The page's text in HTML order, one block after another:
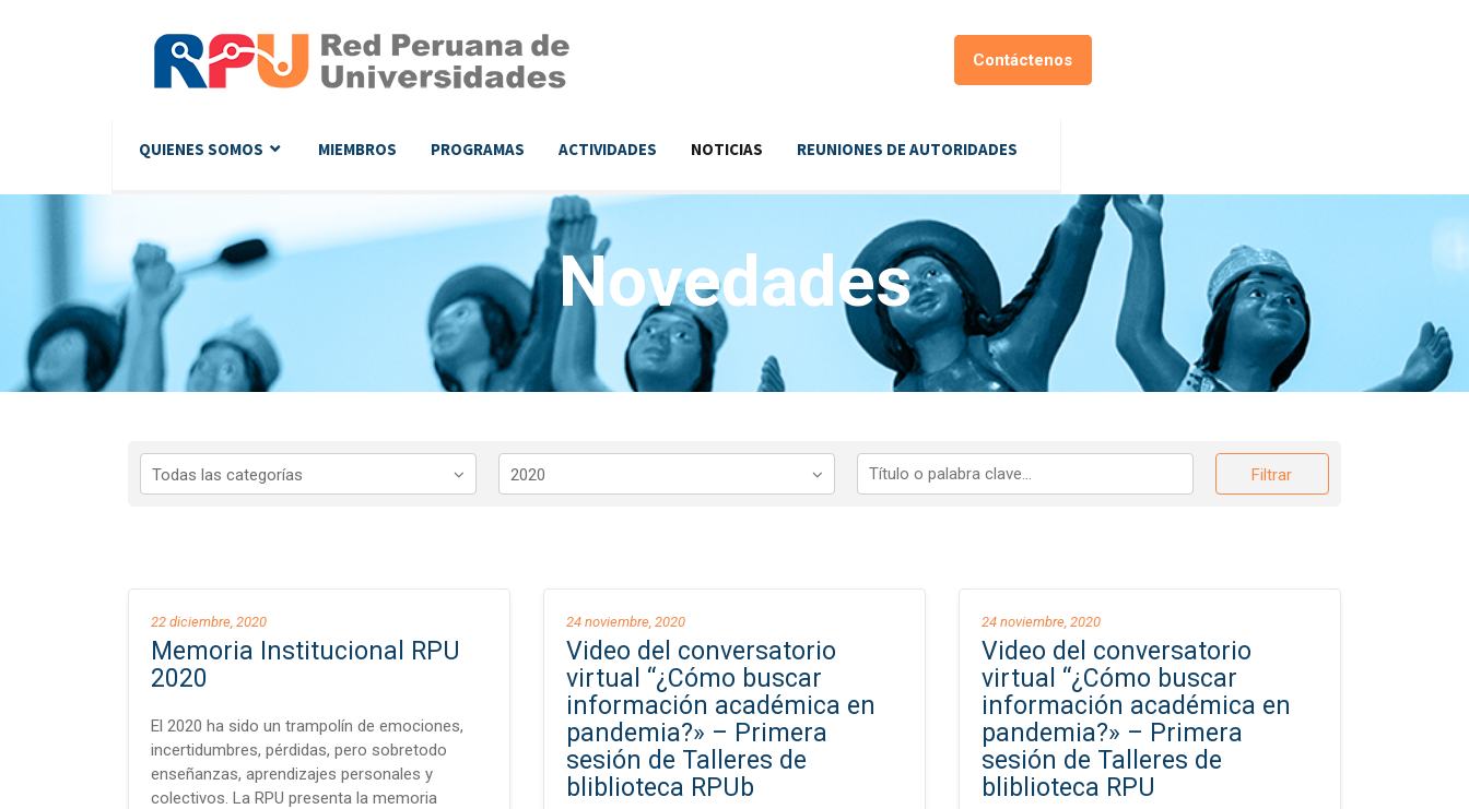
Contáctenos
QUIENES SOMOS MIEMBROS PROGRAMAS ACTIVIDADES NOTICIAS REUNIONES DE AUTORIDADES
Novedades
Todas las categorías 2020 Filtrar
22 diciembre, 2020
Memoria Institucional RPU
2020
El 2020 ha sido un trampolín de emociones,
incertidumbres, pérdidas, pero sobretodo
enseñanzas, aprendizajes personales y
colectivos. La RPU presenta la memoria
24 noviembre, 2020
Video del conversatorio
virtual “¿Cómo buscar
información académica en
pandemia?» – Primera
sesión de Talleres de
bliblioteca RPUb
24 noviembre, 2020
Video del conversatorio
virtual “¿Cómo buscar
información académica en
pandemia?» – Primera
sesión de Talleres de
bliblioteca RPU